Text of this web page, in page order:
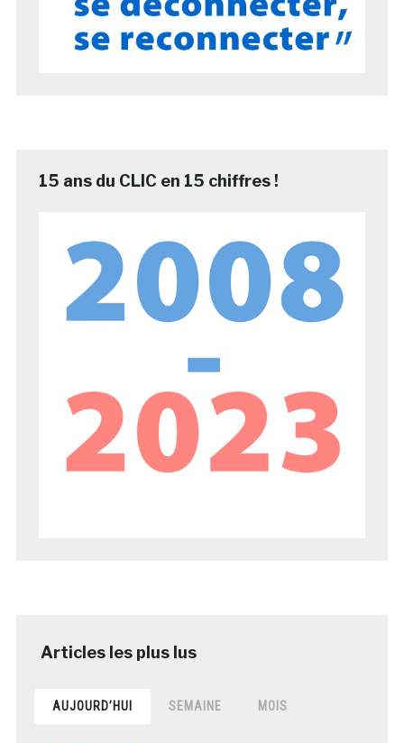
15 ans du CLIC en 15 chiffres !
AUJOURD’HUI SEMAINE MOIS